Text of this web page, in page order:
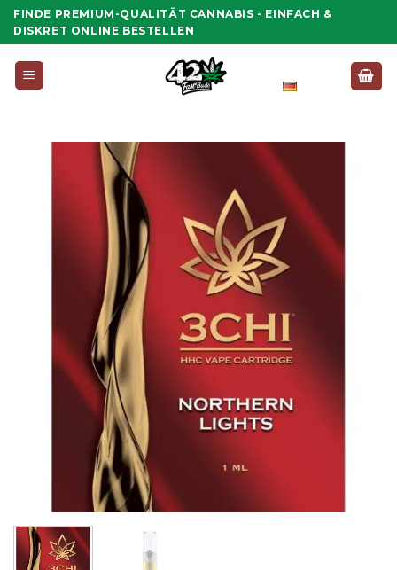
Zum
Inhalt
FINDE PREMIUM-QUALITÄT CANNABIS - EINFACH &
DISKRET ONLINE BESTELLEN